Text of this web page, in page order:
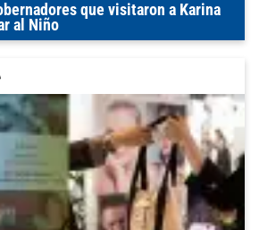
que visitaron a Karina
al Niño